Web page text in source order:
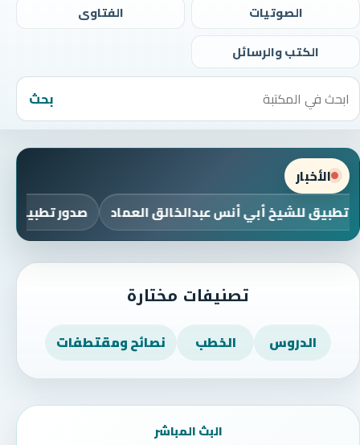
الصوتيات
الفتاوى
الكتب والرسائل
بحث
الأخبار
تطبيق للشيخ أبي أنس عبدالخالق العماد
صدور تطبيق
تصنيفات مختارة
الدروس الخطب نصائح ومقتطفات
البث المباشر